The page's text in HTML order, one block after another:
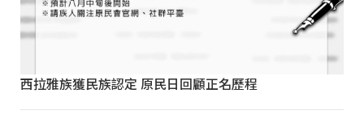
西拉雅族獲民族認定 原民日回顧正名歷程